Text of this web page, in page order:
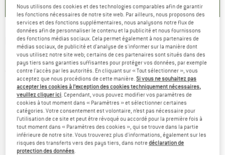
LÖFFLER -Bike Iso-Jacket Comfort Fit
Hotbond PL60 - Veste de cyclisme
(0)
Nous utilisons des cookies et des technologies comparables afin de garantir
les fonctions nécessaires de notre site web. Par ailleurs, nous proposons des
services et des fonctions supplémentaires, nous analysons notre flux de
données afin de personnaliser le contenu et la publicité et nous fournissons
des fonctions médias sociaux. Cela permet également à nos partenaires de
médias sociaux, de publicité et d'analyse de s'informer sur la manière dont
vous utilisez notre site web; certains de ces partenaires sont situés dans des
pays tiers sans garanties suffisantes pour protéger vos données, par exemple
contre l'accès par les autorités. En cliquant sur « Tout sélectionner », vous
acceptez que nous procédions de cette manière.Si vous ne souhaitez pas
accepter les cookies à l’exception des cookies techniquement nécessaires,
veuillez cliquer ici. Cependant, vous pouvez modifier vos paramètres de
cookies à tout moment dans « Paramètres » et sélectionner certaines
catégories. Votre consentement est volontaire, n’est pas nécessaire pour
l’utilisation de ce site et peut être révoqué ou accordé pour la première fois à
tout moment dans « Paramètres des cookies », qui se trouve dans la partie
inférieure de notre site. Vous trouverez plus d'informations, également sur les
risques des transferts vers des pays tiers, dans notredéclaration de
protection des données.